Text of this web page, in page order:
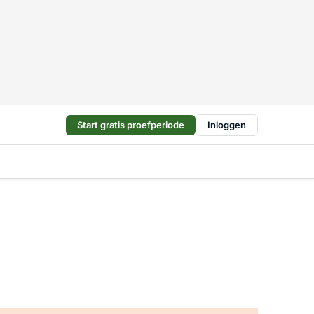
Start gratis proefperiode Inloggen